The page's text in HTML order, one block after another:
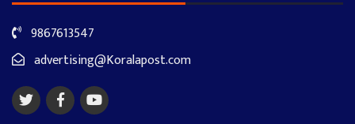
9867613547
advertising@Koralapost.com